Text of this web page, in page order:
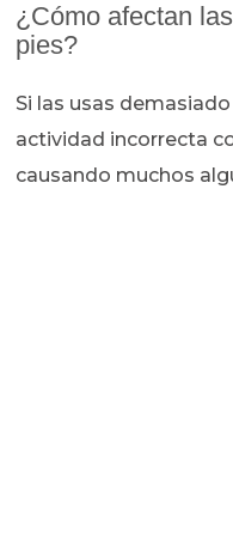
¿Cómo afectan
pies?
Si las usas
actividad incorrecta
causando muchos